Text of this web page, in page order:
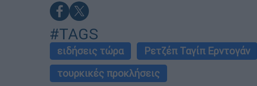
#TAGS
ειδήσεις τώρα Ρετζέπ Ταγίπ Ερντογάν
τουρκικές προκλήσεις